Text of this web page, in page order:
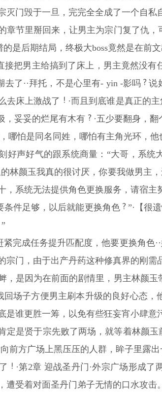
灭门毁于一旦，完完全全成了一个自私
章节里掰回来，让男主为宗门复了仇
的是后期结局，终极大boss竟然是在前
接把男主给搞到了床上，男主竟然没
去了··拜托，不是心里有- yin -影吗
说
去床上激战了
·而且到底谁是真正的
，妥妥的烂尾有木有
·五少要翻身，
哪怕是同名同姓，哪怕有主角光环，他
好声好气的跟系统商量：“大哥，系
林颜玉我真的很讨厌，你要我做男主
，系统无法提供角色更换服务，请宿主
条件足够，以后就能更换角色
”·【很
紧完成任务提升匹配度，他要更换角色
宗门，由于出产丹药这种修真界的刚需
，是因为在前面的剧情里，男主林颜
回场子方便男主刷本升级的良好心态
是谁更胜一筹，以免有些狂妄宵小肆意
定是贤于宗先败了两场，就等着林颜
前方广场上黑压压的人群，眸子里露出
·第2章 迎战圣丹门·外宗广场形成
遭受着对面圣丹门弟子无情的口水攻击。